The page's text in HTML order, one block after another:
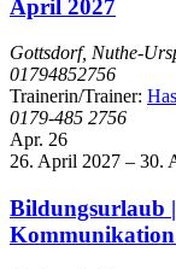
April 2027
Gottsdorf, Nuthe-
01794852756
Trainerin/Trainer:
0179-485 2756
Apr. 26
26. April 2027 – 30.
Bildungsurlaub